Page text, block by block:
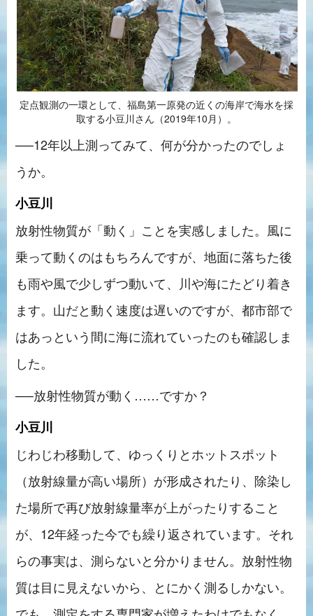
定点観測の一環として、福島第一原発の近くの海岸で海水を採
取する小豆川さん（2019年10月）。
──12年以上測ってみて、何が分かったのでしょ
うか。
小豆川
放射性物質が「動く」ことを実感しました。風に
乗って動くのはもちろんですが、地面に落ちた後
も雨や風で少しずつ動いて、川や海にたどり着き
ます。山だと動く速度は遅いのですが、都市部で
はあっという間に海に流れていったのも確認しま
した。
──放射性物質が動く……ですか？
小豆川
じわじわ移動して、ゆっくりとホットスポット
（放射線量が高い場所）が形成されたり、除染し
た場所で再び放射線量率が上がったりすること
が、12年経った今でも繰り返されています。それ
らの事実は、測らないと分かりません。放射性物
質は目に見えないから、とにかく測るしかない。